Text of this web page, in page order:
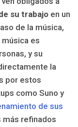
su trabajo en un
de la música,
es
y su
la
por estos
como Suno y
de sus
más refinados